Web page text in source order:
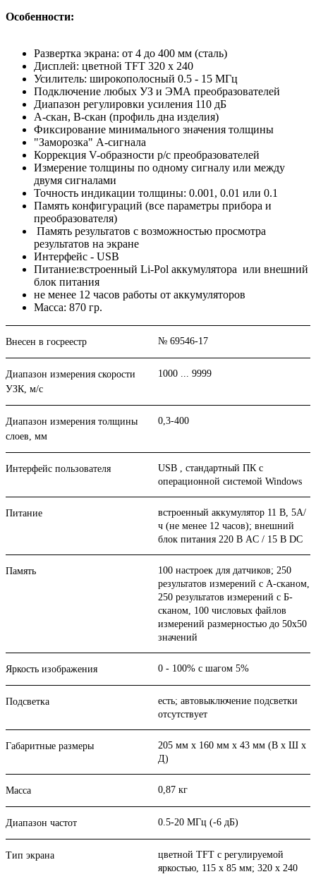
Особенности:
Развертка экрана: от 4 до 400 мм (сталь)
Дисплей: цветной TFT 320 х 240
Усилитель: широкополосный 0.5 - 15 МГц
Подключение любых УЗ и ЭМА преобразователей
Диапазон регулировки усиления 110 дБ
А-скан, В-скан (профиль дна изделия)
Фиксирование минимального значения толщины
"Заморозка" А-сигнала
Коррекция V-образности р/с преобразователей
Измерение толщины по одному сигналу или между
двумя сигналами
Точность индикации толщины: 0.001, 0.01 или 0.1
Память конфигураций (все параметры прибора и
преобразователя)
Память результатов с возможностью просмотра
результатов на экране
Интерфейс - USB
Питание:встроенный Li-Pol аккумулятора или внешний
блок питания
не менее 12 часов работы от аккумуляторов
Масса: 870 гр.
Внесен в госреестр № 69546-17
Диапазон измерения скорости
УЗК, м/с
1000 ... 9999
Диапазон измерения толщины
слоев, мм
0,3-400
Интерфейс пользователя
USB , стандартный ПК с
операционной системой Windows
Питание
встроенный аккумулятор 11 В, 5А/
ч (не менее 12 часов); внешний
блок питания 220 В AC / 15 В DC
Память
100 настроек для датчиков; 250
результатов измерений с А-сканом,
250 результатов измерений с Б-
сканом, 100 числовых файлов
измерений размерностью до 50х50
значений
Яркость изображения 0 - 100% с шагом 5%
Подсветка
есть; автовыключение подсветки
отсутствует
Габаритные размеры
205 мм x 160 мм x 43 мм (В x Ш x
Д)
Масса 0,87 кг
Диапазон частот 0.5-20 МГц (-6 дБ)
Тип экрана
цветной TFT с регулируемой
яркостью, 115 х 85 мм; 320 х 240